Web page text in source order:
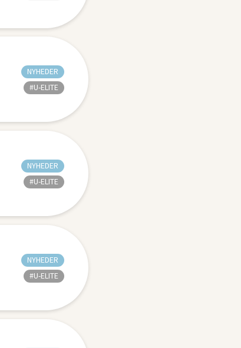
NYHEDER
#U-ELITE
NYHEDER
#U-ELITE
NYHEDER
#U-ELITE